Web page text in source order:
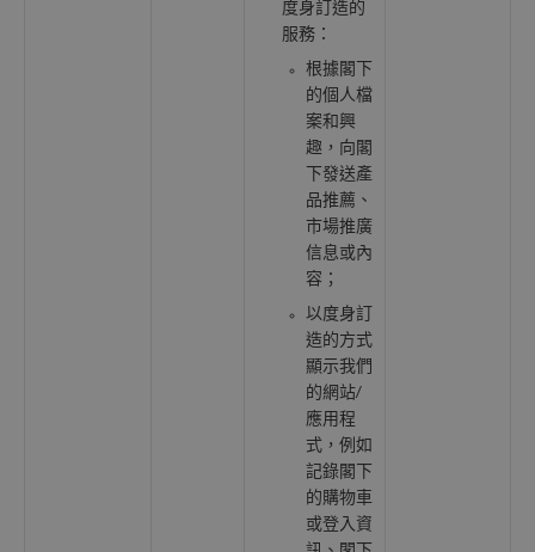
度身訂造的
服務：
根據閣下
的個人檔
案和興
趣，向閣
下發送產
品推薦、
市場推廣
信息或內
容；
以度身訂
造的方式
顯示我們
的網站/
應用程
式，例如
記錄閣下
的購物車
或登入資